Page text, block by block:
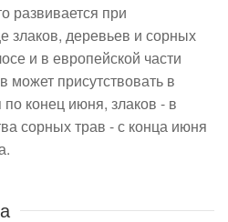
развивается при
злаков, деревьев и сорных
и в европейской части
может присутствовать в
конец июня, злаков - в
сорных трав - с конца июня